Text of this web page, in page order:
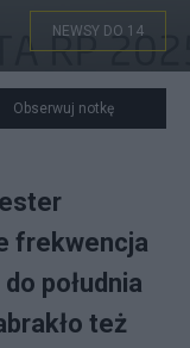
(P),
Marciniak (C)
NEWSY DO 14
Obserwuj notkę
frekwencja
południa
też